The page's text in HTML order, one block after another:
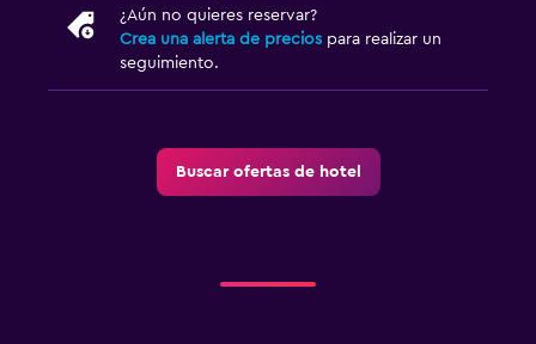
¿Aún no quieres reservar?
Crea una alerta de precios para realizar un
seguimiento.
Buscar ofertas de hotel